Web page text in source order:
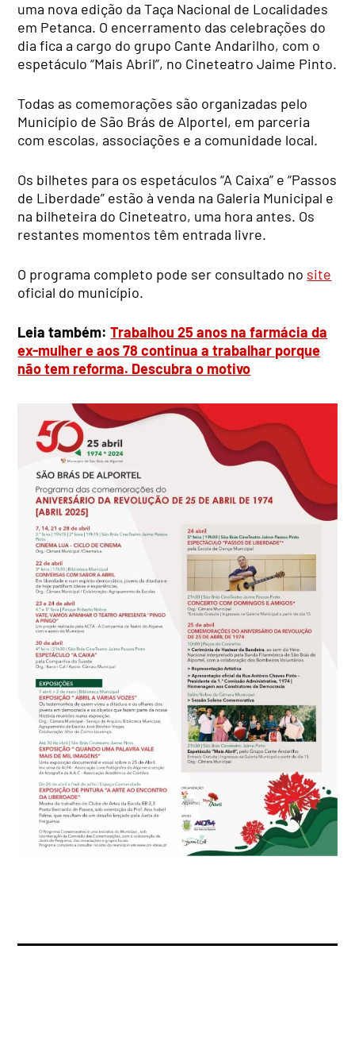
uma nova edição da Taça Nacional de Localidades
em Petanca. O encerramento das celebrações do
dia fica a cargo do grupo Cante Andarilho, com o
espetáculo “Mais Abril”, no Cineteatro Jaime Pinto.
Todas as comemorações são organizadas pelo
Município de São Brás de Alportel, em parceria
com escolas, associações e a comunidade local.
Os bilhetes para os espetáculos “A Caixa” e “Passos
de Liberdade” estão à venda na Galeria Municipal e
na bilheteira do Cineteatro, uma hora antes. Os
restantes momentos têm entrada livre.
O programa completo pode ser consultado no site
oficial do município.
Leia também:Trabalhou 25 anos na farmácia da
ex-mulher e aos 78 continua a trabalhar porque
não tem reforma. Descubra o motivo